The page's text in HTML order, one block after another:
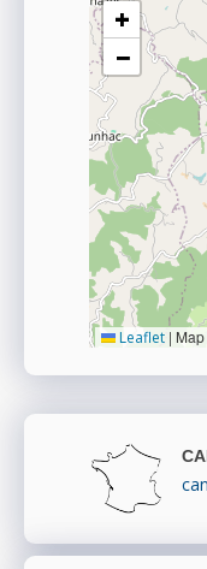
+
−
Leaflet |